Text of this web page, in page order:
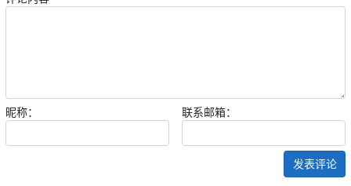
昵称： 联系邮箱：
发表评论